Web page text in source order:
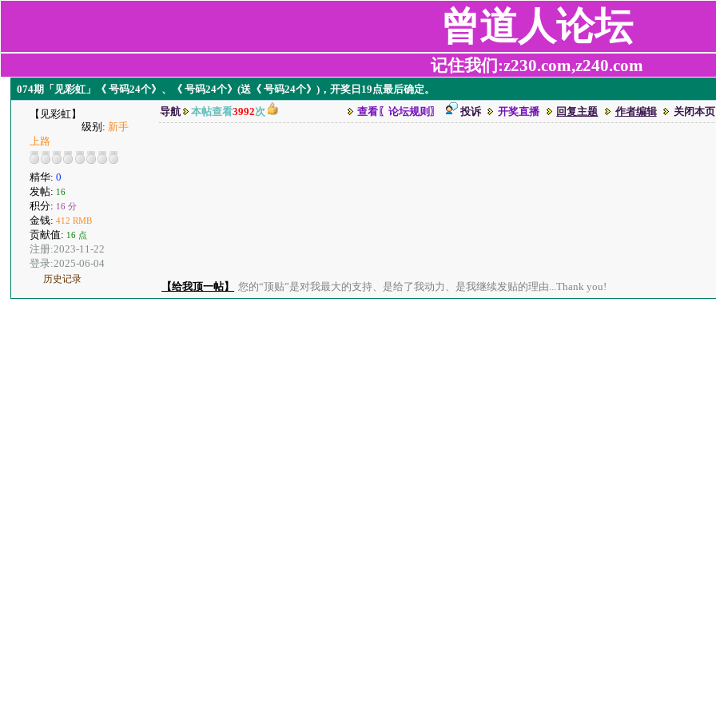
曾道人论坛
记住我们:z230.com,z240.com
074期「见彩虹」《 号码24个》、《 号码24个》(送《 号码24个》)，开奖日19点最后确定。
【见彩虹】
级别: 新手
上路
精华:0
发帖: 16
积分: 16 分
金钱:412 RMB
贡献值: 16 点
注册:2023-11-22
登录:2025-06-04
历史记录
导航 本帖查看3992次 查看〖论坛规则〗 投诉 开奖直播 回复主题 作者编辑 关闭本页
【给我顶一帖】 您的“顶贴”是对我最大的支持、是给了我动力、是我继续发贴的理由...Thank you!